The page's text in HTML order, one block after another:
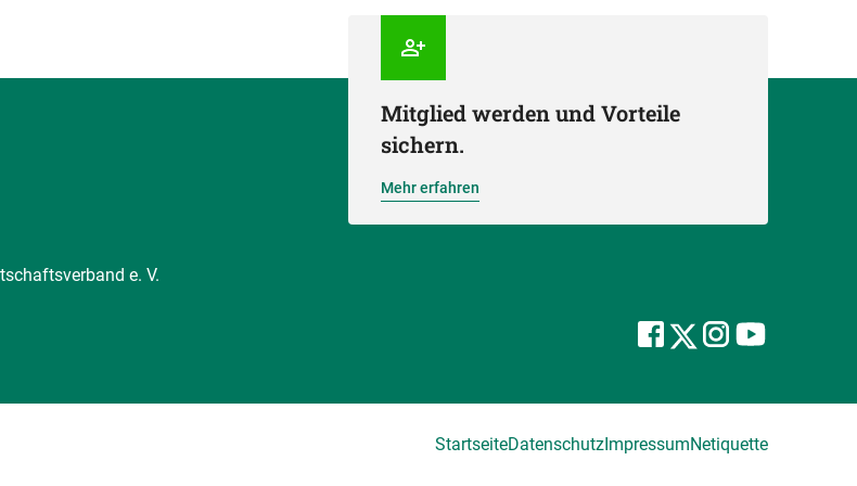
Mitglied werden und Vorteile
sichern.
Mehr erfahren
e. V.
StartseiteDatenschutzImpressumNetiquette